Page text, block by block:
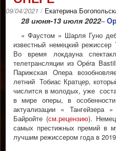
09/04/2021 / Екатерина
28 июня-13 июля 2022–
« Фаустом » Шарля Гуно
известный немецкий
Во время локдауна
телетрансляции из Opéra
Парижская Oпера
летний Тобиас Кратцер,
числится в молодых, уже
в мире оперы, в
актуализации « Тангейзера
Байройте (см.рецензию).
самых престижных премий в
лучшим режиссером года в